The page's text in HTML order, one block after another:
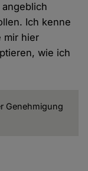
Ich kenne
mir hier
wie ich
Genehmigung